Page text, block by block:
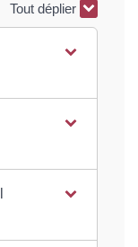
Tout déplier